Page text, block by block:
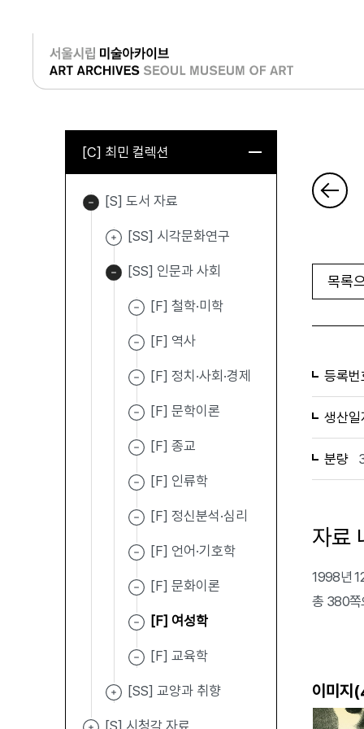
로그인
[C] 최민 컬렉션
[S] 도서 자료
[SS] 시각문화연구
[SS] 인문과 사회
[F] 철학·미학
[F] 역사
[F] 정치·사회·경제
[F] 문학이론
[F] 종교
[F] 인류학
[F] 정신분석·심리
[F] 언어·기호학
[F] 문화이론
[F] 여성학
[F] 교육학
[SS] 교양과 취향
[S] 시청각 자료
목록
등록번
생산일
분량
자료
1998년
총 380쪽
이미지(